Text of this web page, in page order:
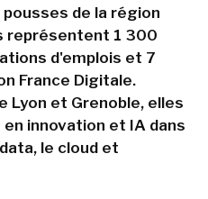
de la région
représentent 1 300
d'emplois et 7
France Digitale.
Lyon et Grenoble, elles
innovation et IA dans
le cloud et